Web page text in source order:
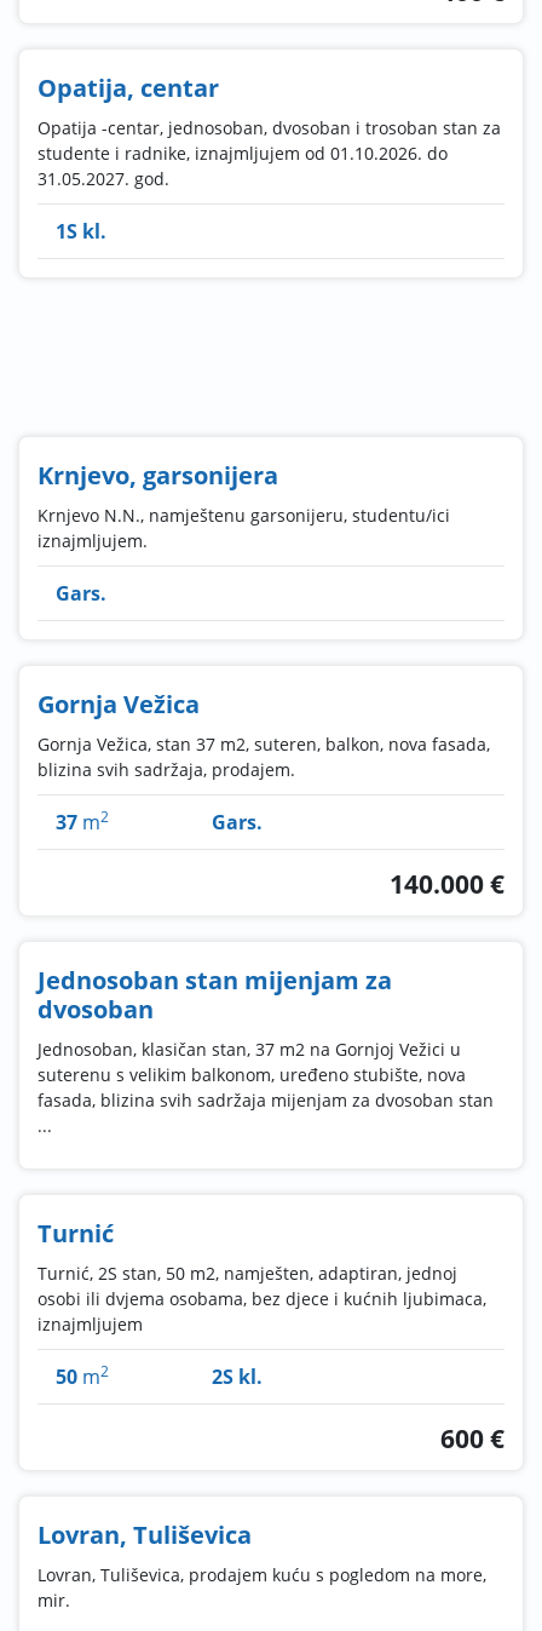
Opatija, centar
Opatija -centar, jednosoban, dvosoban i trosoban stan za
studente i radnike, iznajmljujem od 01.10.2026. do
31.05.2027. god.
1S kl.
Krnjevo, garsonijera
Krnjevo N.N., namještenu garsonijeru, studentu/ici
iznajmljujem.
Gars.
Gornja Vežica
Gornja Vežica, stan 37 m2, suteren, balkon, nova fasada,
blizina svih sadržaja, prodajem.
37 m2 Gars.
140.000 €
Jednosoban stan mijenjam za
dvosoban
Jednosoban, klasičan stan, 37 m2 na Gornjoj Vežici u
suterenu s velikim balkonom, uređeno stubište, nova
fasada, blizina svih sadržaja mijenjam za dvosoban stan
...
Turnić
Turnić, 2S stan, 50 m2, namješten, adaptiran, jednoj
osobi ili dvjema osobama, bez djece i kućnih ljubimaca,
iznajmljujem
50 m2 2S kl.
600 €
Lovran, Tuliševica
Lovran, Tuliševica, prodajem kuću s pogledom na more,
mir.